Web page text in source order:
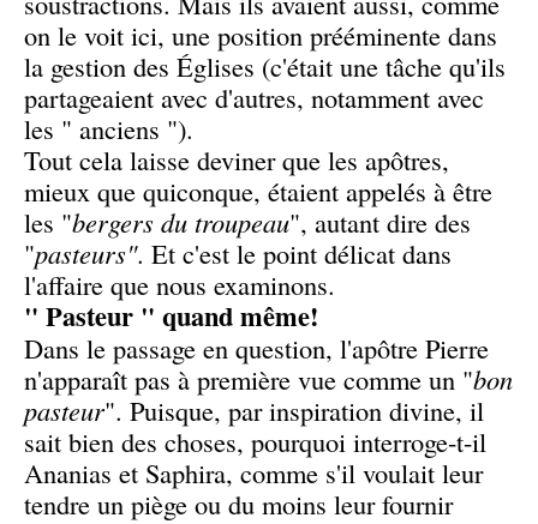
on le voit ici, une position prééminente dans
la gestion des Églises (c'était une tâche qu'ils
partageaient avec d'autres, notamment avec
les " anciens ").
Tout cela laisse deviner que les apôtres,
mieux que quiconque, étaient appelés à être
les "bergers du troupeau", autant dire des
"pasteurs". Et c'est le point délicat dans
l'affaire que nous examinons.
" Pasteur " quand même!
Dans le passage en question, l'apôtre Pierre
n'apparaît pas à première vue comme un "bon
pasteur". Puisque, par inspiration divine, il
sait bien des choses, pourquoi interroge-t-il
Ananias et Saphira, comme s'il voulait leur
tendre un piège ou du moins leur fournir